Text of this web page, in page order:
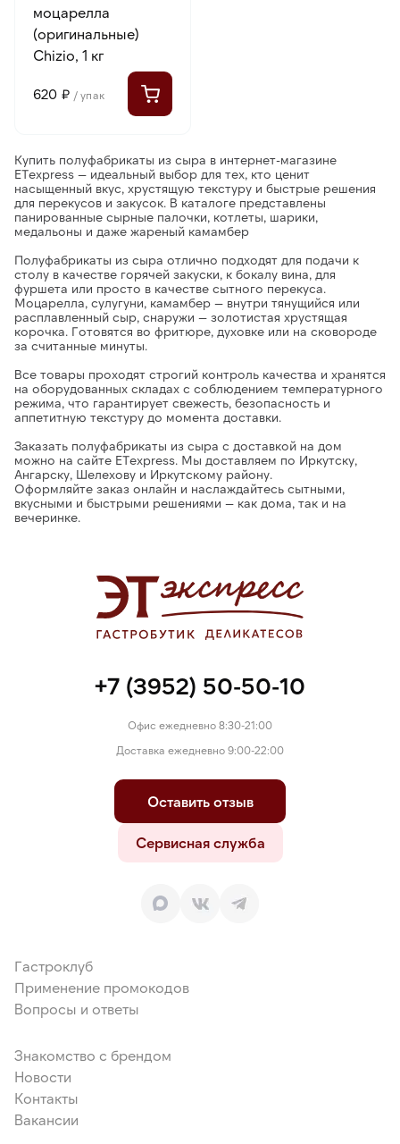
моцарелла
(оригинальные)
Chizio, 1 кг
620 ₽ / упак
Купить полуфабрикаты из сыра в интернет-магазине
ETexpress — идеальный выбор для тех, кто ценит
насыщенный вкус, хрустящую текстуру и быстрые решения
для перекусов и закусок. В каталоге представлены
панированные сырные палочки, котлеты, шарики,
медальоны и даже жареный камамбер
Полуфабрикаты из сыра отлично подходят для подачи к
столу в качестве горячей закуски, к бокалу вина, для
фуршета или просто в качестве сытного перекуса.
Моцарелла, сулугуни, камамбер — внутри тянущийся или
расплавленный сыр, снаружи — золотистая хрустящая
корочка. Готовятся во фритюре, духовке или на сковороде
за считанные минуты.
Все товары проходят строгий контроль качества и хранятся
на оборудованных складах с соблюдением температурного
режима, что гарантирует свежесть, безопасность и
аппетитную текстуру до момента доставки.
Заказать полуфабрикаты из сыра с доставкой на дом
можно на сайте ETexpress. Мы доставляем по Иркутску,
Ангарску, Шелехову и Иркутскому району.
Оформляйте заказ онлайн и наслаждайтесь сытными,
вкусными и быстрыми решениями — как дома, так и на
вечеринке.
+7 (3952) 50-50-10
Офис ежедневно 8:30-21:00
Доставка ежедневно 9:00-22:00
Оставить отзыв
Сервисная служба
Гастроклуб
Применение промокодов
Вопросы и ответы
Знакомство с брендом
Новости
Контакты
Вакансии